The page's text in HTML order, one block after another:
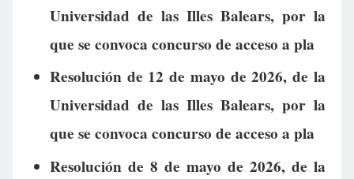
Universidad de las Illes Balears, por la
que se convoca concurso de acceso a pla
Resolución de 12 de mayo de 2026, de la
Universidad de las Illes Balears, por la
que se convoca concurso de acceso a pla
Resolución de 8 de mayo de 2026, de la